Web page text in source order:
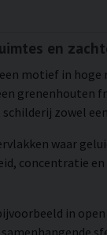
en
motief in hoge
grenenhouten
zowel
waar
concentratie
in